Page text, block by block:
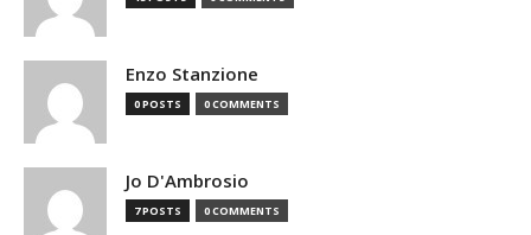
Enzo Stanzione
0 POSTS 0 COMMENTS
Jo D'Ambrosio
7 POSTS 0 COMMENTS